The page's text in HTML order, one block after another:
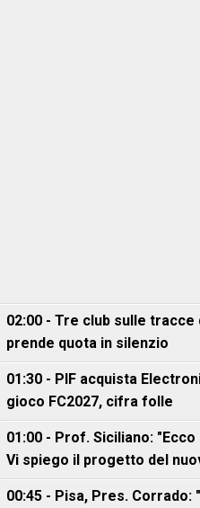
02:00 - Tre club sulle
prende quota in silenzio
01:30 - PIF acquista
gioco FC2027, cifra folle
01:00 - Prof. Siciliano:
Vi spiego il progetto del
00:45 - Pisa, Pres.